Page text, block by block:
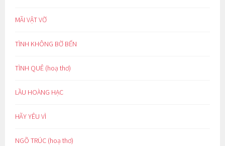
MÃI VẬT VỜ
TÌNH KHÔNG BỜ BẾN
TÌNH QUÊ (hoạ thơ)
LẦU HOÀNG HẠC
HÃY YÊU VÌ
NGÕ TRÚC (hoạ thơ)